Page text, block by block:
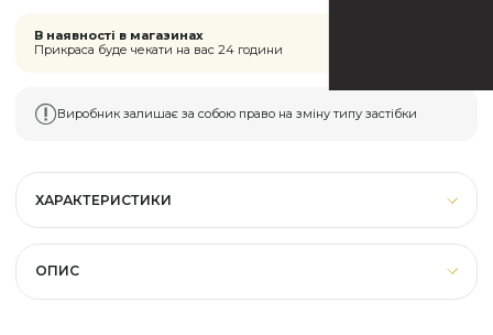
ХАРАКТЕРИСТИКИ
ОПИС
В наявності в магазинах
Прикраса буде чекати на вас 24 години
Виробник залишає за собою право на зміну типу застібки